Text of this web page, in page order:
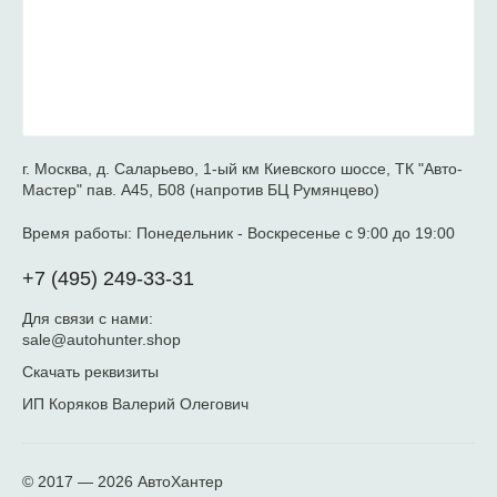
г. Москва, д. Саларьево, 1-ый км Киевского шоссе, ТК "Авто-
Мастер" пав. А45, Б08 (напротив БЦ Румянцево)
Время работы: Понедельник - Воскресенье с 9:00 до 19:00
+7 (495) 249-33-31
Для связи с нами:
sale@autohunter.shop
Скачать реквизиты
ИП Коряков Валерий Олегович
© 2017 — 2026 АвтоХантер